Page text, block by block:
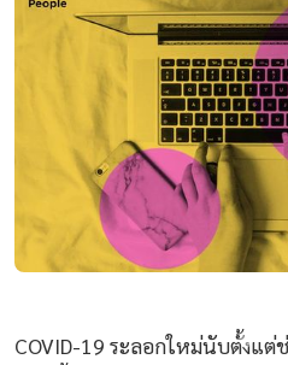
COVID-19 ระลอกใหม่นับตั้งแต่